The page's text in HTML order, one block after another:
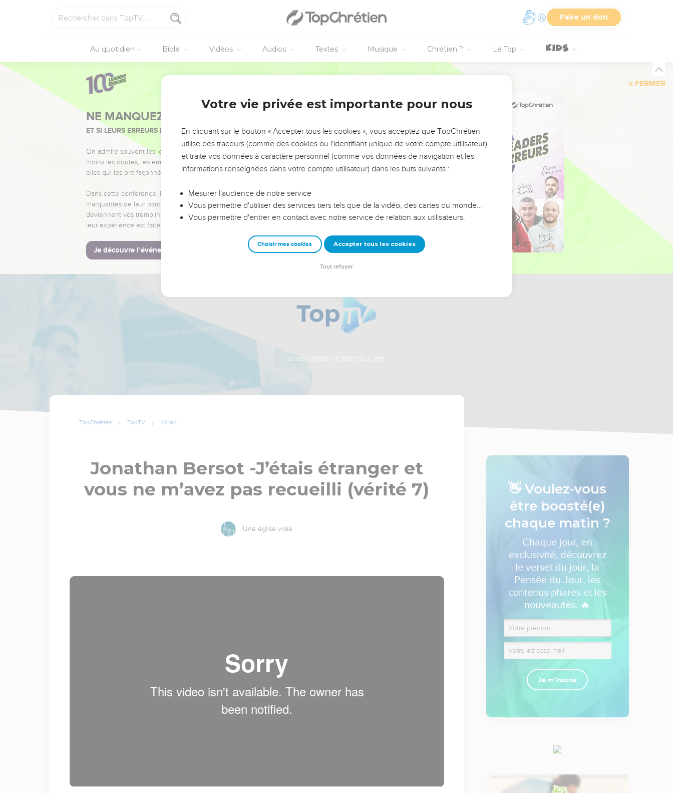
Faire un don
Au quotidien Bible Vidéos Audios Textes Musique Chrétien ? Le Top
FERMER
NE MANQUEZ PAS L’ÉVÉNEMENT DE L’ANNÉE !
ET SI LEURS ERREURS POUVAIENT VOUS ÉVITER LES VOTRES ?
On admire souvent les leaders pour leurs réussites, leur impact, leur foi ou leur vision. Mais on voit
moins les doutes, les erreurs et les saisons difficiles qu'ils ont traversés, alors même que ce sont
elles qui les ont façonnés.
Dans cette conférence, leaders, entrepreneurs, et responsables reviennent sur les erreurs
marquantes de leur parcours et les clés pour avancer avec plus de sagesse afin que leurs erreurs
deviennent vos tremplins. Que vous guidiez un ministère, une équipe, un groupe ou une famille,
leur expérience est faite pour vous.
Je découvre l’événement
Vous inspirer à aller plus loin
TopChrétien TopTV Vidéo
Jonathan Bersot -J’étais étranger et
vous ne m’avez pas recueilli (vérité 7)
Une église vraie
👋 Voulez-vous
être boosté(e)
chaque matin ?
Chaque jour, en
exclusivité, découvrez
le verset du jour, la
Pensée du Jour, les
contenus phares et les
nouveautés. 🔥
Je m'inscris
Votre vie privée est importante pour nous
En cliquant sur le bouton « Accepter tous les cookies », vous acceptez que TopChrétien
utilise des traceurs (comme des cookies ou l'identifiant unique de votre compte utilisateur)
et traite vos données à caractère personnel (comme vos données de navigation et les
informations renseignées dans votre compte utilisateur) dans les buts suivants :
Mesurer l'audience de notre service
Vous permettre d'utiliser des services tiers tels que de la vidéo, des cartes du monde…
Vous permettre d'entrer en contact avec notre service de relation aux utilisateurs.
Choisir mes cookies Accepter tous les cookies
Tout refuser